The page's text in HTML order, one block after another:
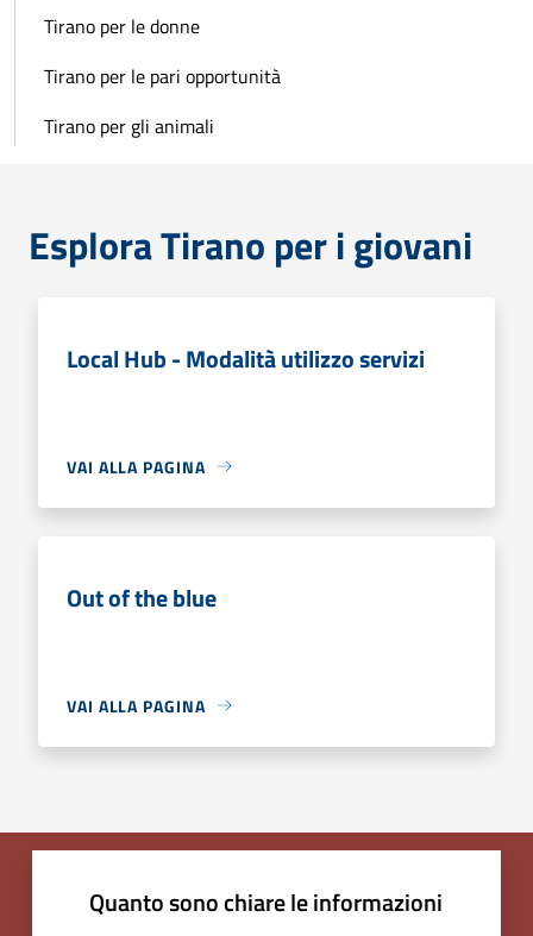
Tirano per le donne
Tirano per le pari opportunità
Tirano per gli animali
Esplora Tirano per i giovani
Local Hub - Modalità utilizzo servizi
VAI ALLA PAGINA
Out of the blue
VAI ALLA PAGINA
Quanto sono chiare le informazioni